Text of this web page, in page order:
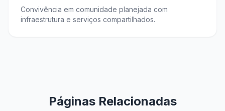
Convivência em comunidade planejada com
infraestrutura e serviços compartilhados.
Páginas Relacionadas